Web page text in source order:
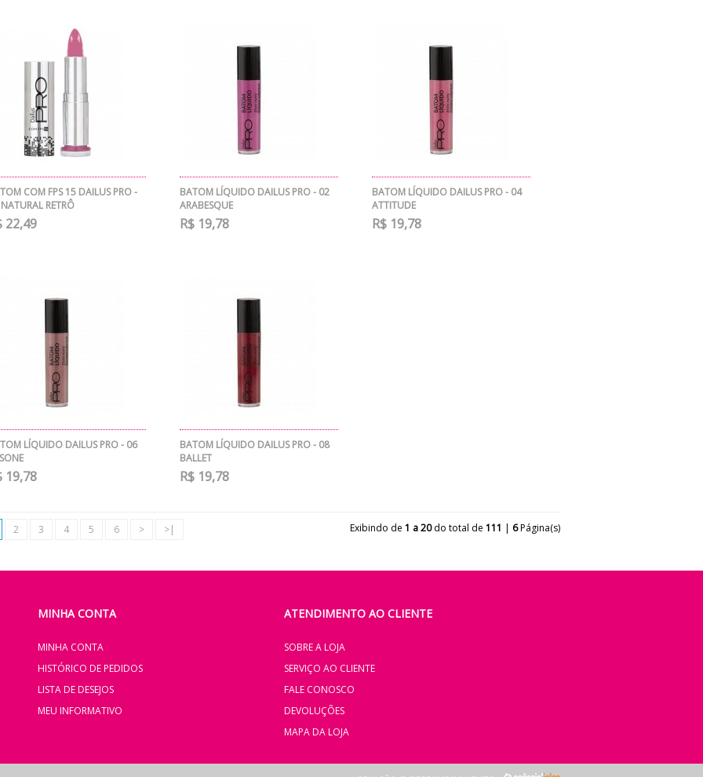
COM FPS 15 DAILUS PRO -
RETRÔ
22,49
BATOM LÍQUIDO DAILUS PRO - 02
ARABESQUE
R$ 19,78
BATOM LÍQUIDO DAILUS PRO - 04
ATTITUDE
R$ 19,78
LÍQUIDO DAILUS PRO - 06
19,78
BATOM LÍQUIDO DAILUS PRO - 08
BALLET
R$ 19,78
2 3 4 5 6 > >| Exibindo de 1 a 20do total de 111 | 6Página(s)
MINHA CONTA
MINHA CONTA
HISTÓRICO DE PEDIDOS
LISTA DE DESEJOS
MEU INFORMATIVO
ATENDIMENTO AO CLIENTE
SOBRE A LOJA
SERVIÇO AO CLIENTE
FALE CONOSCO
DEVOLUÇÕES
MAPA DA LOJA